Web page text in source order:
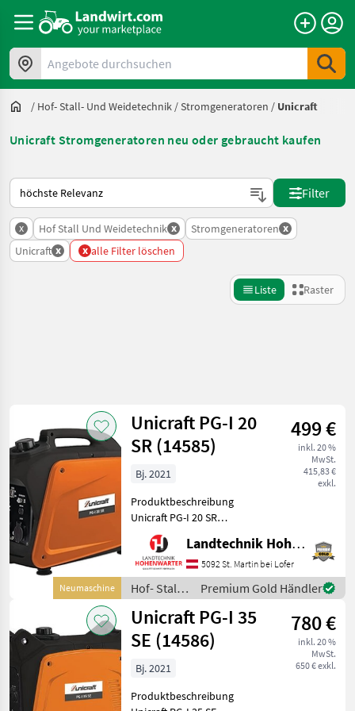
Angebote durchsuchen
/ Hof- Stall- Und Weidetechnik /Stromgeneratoren / Unicraft
Unicraft Stromgeneratoren neu oder gebraucht kaufen
So wird auf Landwirt.com sortiert
Filter
x Hof Stall Und Weidetechnik x Stromgeneratoren x
Unicraft x x alle Filter löschen
Liste Raster
Kategorie 4 Land Filter
AKTUELLER
PFAD
Landtechnik
Hof Stall Und
Weidetechnik
Stromgeneratoren
KATEGORIE
WÄHLEN
Unicraft
FG-Wilson
Zurücksetzen
9
Ergebnisse
anzeigen
Neumaschine
Unicraft PG-I 20
SR (14585)
499 €
inkl. 20 %
MwSt.
415,83 €
exkl.
Bj. 2021
Produktbeschreibung
Unicraft PG-I 20 SR
Stromgenerator Ich freue
mich, Ihnen im
Maschinenzentrum St.
Martin den Unicraft PG-I 20
SR Stromgenerator
ausführlich vorzu
Landtechnik Hohenwarter GmbH
5092 St. Martin bei Lofer
Hof- Stall-
und
Weidetechnik
/ Unicraft
Premium Gold Händler
Unicraft PG-I 35
SE (14586)
780 €
inkl. 20 %
MwSt.
650 € exkl.
Bj. 2021
Produktbeschreibung